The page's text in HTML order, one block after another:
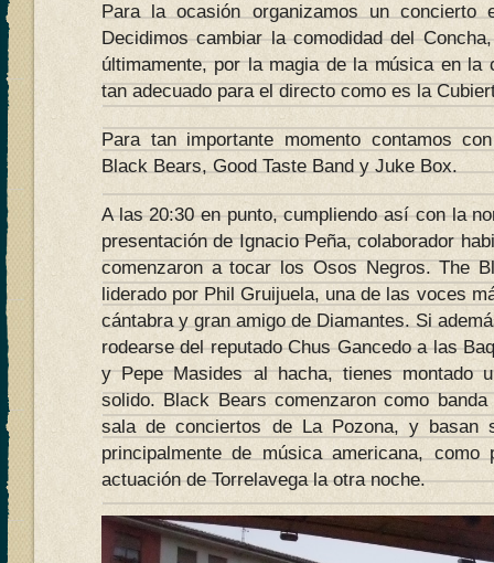
Para la ocasión organizamos un
Decidimos cambiar la comodidad del
últimamente, por la magia de la música en la
tan adecuado para el directo como es la
Para tan importante momento contamos
Black Bears, Good Taste Band y Juke Box.
A las 20:30 en punto, cumpliendo así con la
presentación de Ignacio Peña, colaborador
comenzaron a tocar los Osos Negros. The
liderado por Phil Gruijuela, una de las voces
cántabra y gran amigo de Diamantes. Si
rodearse del reputado Chus Gancedo a las
y Pepe Masides al hacha, tienes montado
solido. Black Bears comenzaron como
sala de conciertos de La Pozona, y basan
principalmente de música americana, como
actuación de Torrelavega la otra noche.